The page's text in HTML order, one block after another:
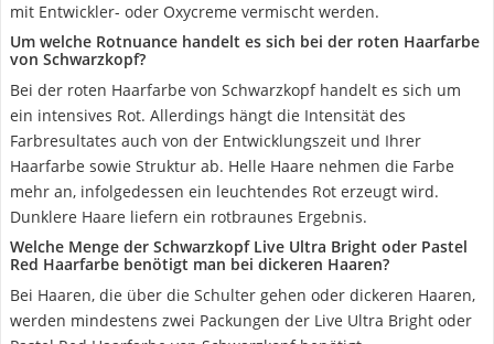
mit Entwickler- oder Oxycreme vermischt werden.
Um welche Rotnuance handelt es sich bei der roten Haarfarbe
von Schwarzkopf?
Bei der roten Haarfarbe von Schwarzkopf handelt es sich um
ein intensives Rot. Allerdings hängt die Intensität des
Farbresultates auch von der Entwicklungszeit und Ihrer
Haarfarbe sowie Struktur ab. Helle Haare nehmen die Farbe
mehr an, infolgedessen ein leuchtendes Rot erzeugt wird.
Dunklere Haare liefern ein rotbraunes Ergebnis.
Welche Menge der Schwarzkopf Live Ultra Bright oder Pastel
Red Haarfarbe benötigt man bei dickeren Haaren?
Bei Haaren, die über die Schulter gehen oder dickeren Haaren,
werden mindestens zwei Packungen der Live Ultra Bright oder